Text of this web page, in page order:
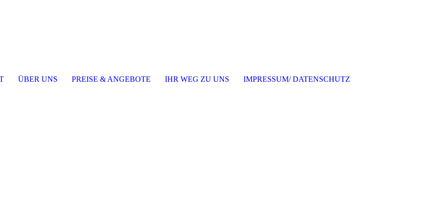
ÜBER UNS PREISE & ANGEBOTE IHR WEG ZU UNS IMPRESSUM/ DATENSCHUTZ